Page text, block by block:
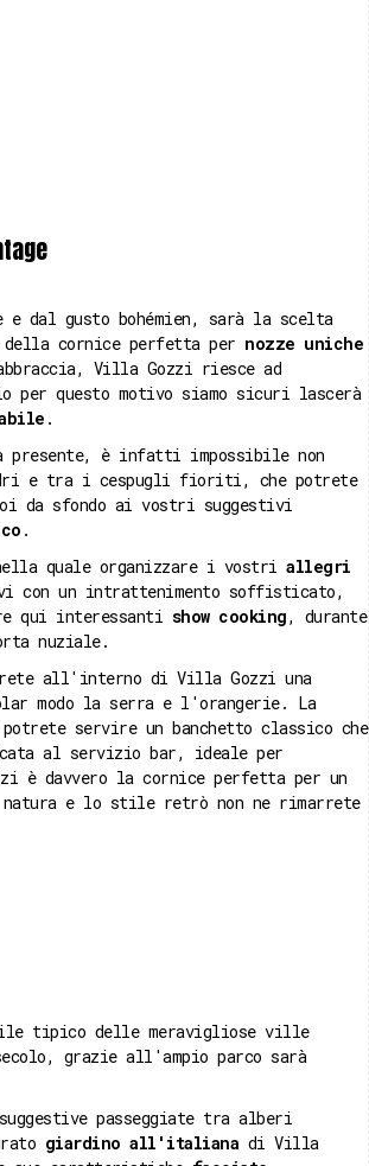
dal gusto bohémien, sarà la scelta
cornice perfetta per nozze uniche
Villa Gozzi riesce ad
questo motivo siamo sicuri lascerà
.
presente, è infatti impossibile non
e tra i cespugli fioriti, che potrete
da sfondo ai vostri suggestivi
.
quale organizzare i vostri allegri
con un intrattenimento soffisticato,
qui interessanti show cooking, durante
nuziale.
all'interno di Villa Gozzi una
modo la serra e l'orangerie. La
servire un banchetto classico che
al servizio bar, ideale per
davvero la cornice perfetta per un
e lo stile retrò non ne rimarrete
tipico delle meravigliose ville
grazie all'ampio parco sarà
passeggiate tra alberi
giardino all'italiana di Villa